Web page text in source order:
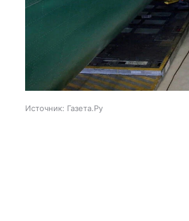
Источник: Газета.Ру